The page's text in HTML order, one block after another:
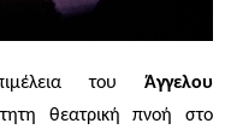
του Άγγελου
θεατρική πνοή στο